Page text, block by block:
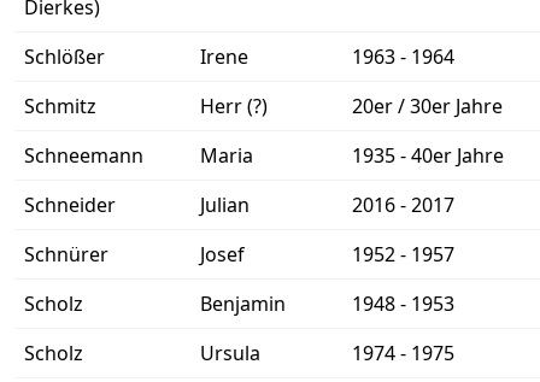
Dierkes)
Schlößer Irene
1963 - 1964
Schmitz
Herr (?)
20er / 30er Jahre
Schneemann
Maria
1935 - 40er Jahre
Schneider
Julian
2016 - 2017
Schnürer
Josef
1952 - 1957
Scholz
Benjamin
1948 - 1953
Scholz
Ursula
1974 - 1975